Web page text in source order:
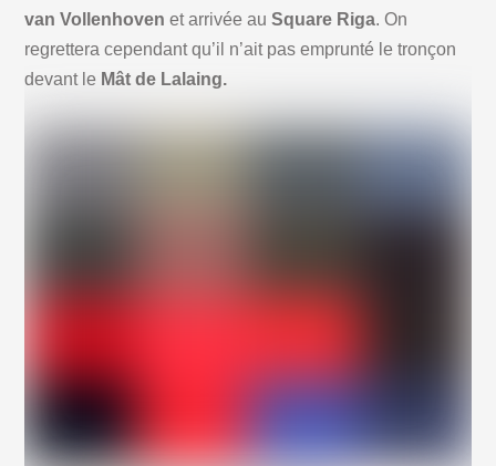
van Vollenhoven et arrivée auSquare Riga. On
regrettera cependant qu’il n’ait pas emprunté le tronçon
devant le Mât de Lalaing.